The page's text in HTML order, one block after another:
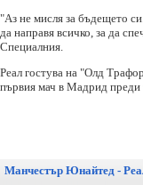
"Аз не мисля за бъдещето
да направя всичко, за да
Специалния.
Реал гостува на "Олд
първия мач в Мадрид преди
Манчестър Юнайтед -